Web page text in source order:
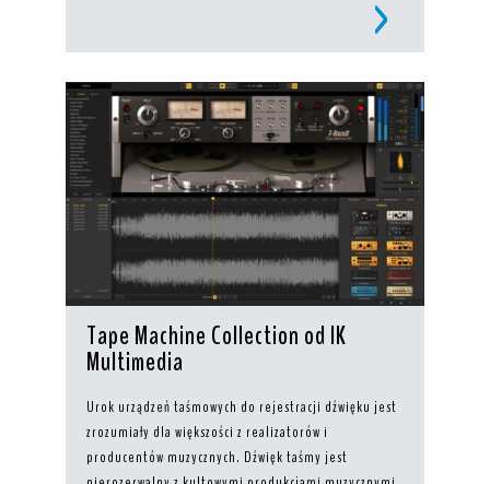
Tape Machine Collection od IK
Multimedia
Urok urządzeń taśmowych do rejestracji dźwięku jest
zrozumiały dla większości z realizatorów i
producentów muzycznych. Dźwięk taśmy jest